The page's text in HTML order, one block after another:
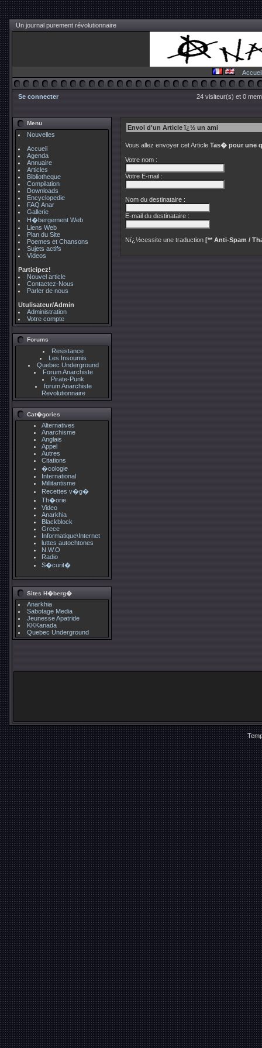
Un journal purement révolutionnaire
Accueil
Se connecter 24 visiteur(s) et 0
Menu
Nouvelles
Accueil
Agenda
Annuaire
Articles
Bibliotheque
Compilation
Downloads
Encyclopedie
FAQ Anar
Gallerie
H�bergement Web
Liens Web
Plan du Site
Poemes et Chansons
Sujets actifs
Videos
Participez!
Nouvel article
Contactez-Nous
Parler de nous
Utulisateur/Admin
Administration
Votre compte
Forums
Resistance
Les Insoumis
Quebec Underground
Forum Anarchiste
Pirate-Punk
forum Anarchiste
Revolutionnaire
Cat�gories
Alternatives
Anarchisme
Anglais
Appel
Autres
Citations
�cologie
International
Millitantisme
Recettes v�g�
Th�orie
Video
Anarkhia
Blackblock
Grece
Informatique\Internet
luttes autochtones
N.W.O
Radio
S�curit�
Sites H�berg�
Anarkhia
Sabotage Media
Jeunesse Apatride
KKKanada
Quebec Underground
Envoi d'un Article ï¿½ un ami
Vous allez envoyer cet Article Tas� pour une
Votre nom :
Votre E-mail :
Nom du destinataire :
E-mail du destinataire :
Nï¿½cessite une traduction [** Anti-Spam /